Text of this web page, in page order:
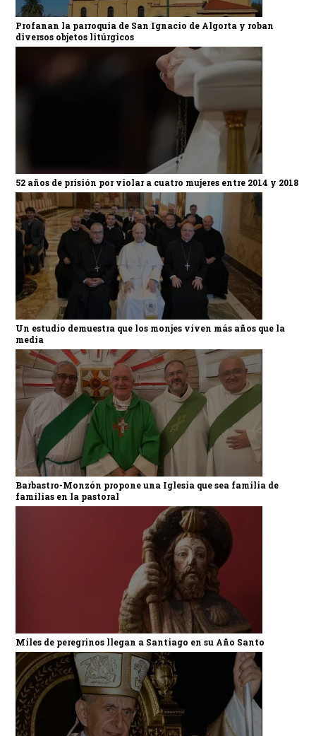
Profanan la parroquia de San Ignacio de Algorta y roban
diversos objetos litúrgicos
52 años de prisión por violar a cuatro mujeres entre 2014 y 2018
Un estudio demuestra que los monjes viven más años que la
media
Barbastro-Monzón propone una Iglesia que sea familia de
familias en la pastoral
Miles de peregrinos llegan a Santiago en su Año Santo